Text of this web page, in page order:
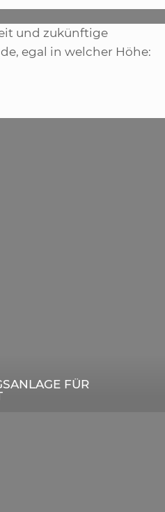
und zukünftige
egal in welcher Höhe:
FÜR
ZUR
IN DER